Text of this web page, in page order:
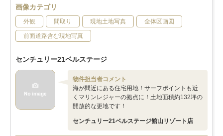
画像カテゴリ
外観 間取り 現地土地写真 全体区画図
前面道路含む現地写真
センチュリー21ベルステージ
物件担当者コメント
海が間近にある住宅用地！サーフポイントも近
くマリンレジャーの拠点に！土地面積約132坪の
開放的な更地です！
センチュリー21ベルステージ館山リゾート店